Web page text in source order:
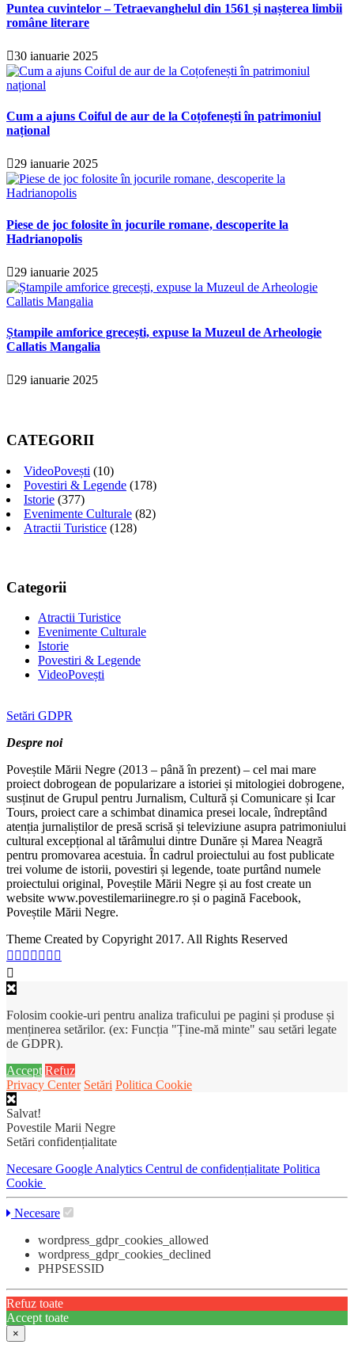
Puntea cuvintelor – Tetraevanghelul din 1561 și nașterea limbii
române literare
30 ianuarie 2025
Cum a ajuns Coiful de aur de la Coțofenești în patrimoniul
național
29 ianuarie 2025
Piese de joc folosite în jocurile romane, descoperite la
Hadrianopolis
29 ianuarie 2025
Ștampile amforice grecești, expuse la Muzeul de Arheologie
Callatis Mangalia
29 ianuarie 2025
CATEGORII
VideoPovești (10)
Povestiri & Legende (178)
Istorie (377)
Evenimente Culturale (82)
Atractii Turistice (128)
Categorii
Atractii Turistice
Evenimente Culturale
Istorie
Povestiri & Legende
VideoPovești
Setări GDPR
Despre noi
Poveștile Mării Negre (2013 – până în prezent) – cel mai mare
proiect dobrogean de popularizare a istoriei și mitologiei dobrogene,
susținut de Grupul pentru Jurnalism, Cultură și Comunicare și Icar
Tours, proiect care a schimbat dinamica presei locale, îndreptând
atenția jurnaliștilor de presă scrisă și televiziune asupra patrimoniului
cultural excepțional al tărâmului dintre Dunăre și Marea Neagră
pentru promovarea acestuia. În cadrul proiectului au fost publicate
trei volume de istorii, povestiri și legende, toate purtând numele
proiectului original, Poveștile Mării Negre și au fost create un
website www.povestilemariinegre.ro și o pagină Facebook,
Poveștile Mării Negre.
Theme Created by Copyright 2017. All Rights Reserved
Folosim cookie-uri pentru analiza traficului pe pagini și produse și
menținerea setărilor. (ex: Funcția "Ține-mă minte" sau setări legate
de GDPR).
Accept Refuz
Privacy Center Setări Politica Cookie
Salvat!
Povestile Marii Negre
Setări confidențialitate
Necesare Google Analytics Centrul de confidențialitate Politica
Cookie
Necesare
wordpress_gdpr_cookies_allowed
wordpress_gdpr_cookies_declined
PHPSESSID
Refuz toate
Accept toate
×